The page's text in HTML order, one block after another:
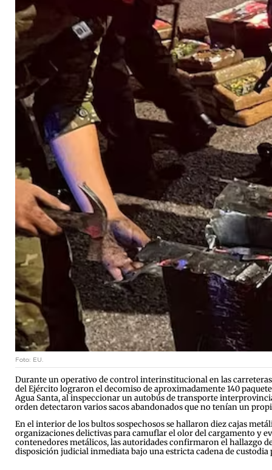
Foto: EU.
Durante un operativo de control interinstitucional en las
del Ejército lograron el decomiso de aproximadamente 140
Agua Santa, al inspeccionar un autobús de transporte
orden detectaron varios sacos abandonados que no tenían un
En el interior de los bultos sospechosos se hallaron diez cajas
organizaciones delictivas para camuflar el olor del cargamento y
contenedores metálicos, las autoridades confirmaron el hallazgo
disposición judicial inmediata bajo una estricta cadena de